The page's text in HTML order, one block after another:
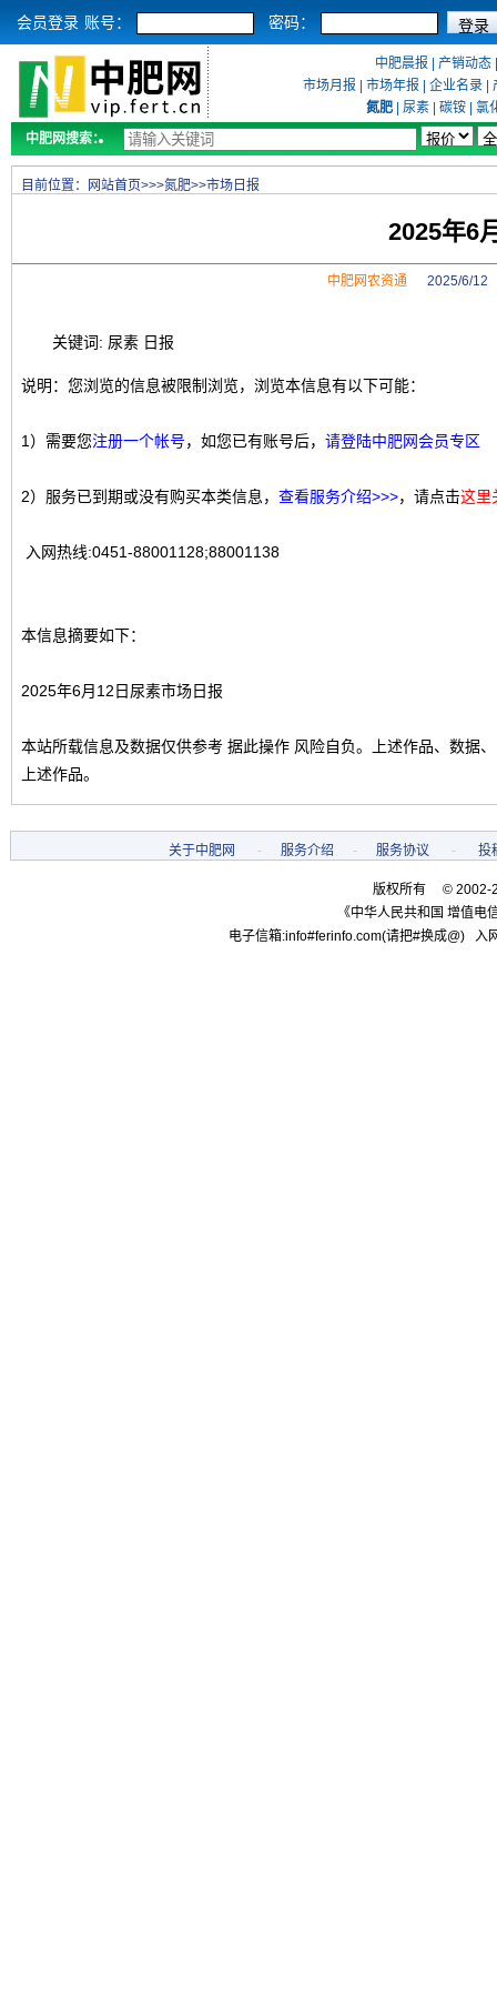
会员登录 账号： 密码：
中肥晨报 产销动态
市场月报
市场年报 企业名录
氮肥
尿素 碳铵
氯
中肥网搜索：
目前位置： 网站首页>>>氮肥>>市场日报
2025年6
中肥网农资通 2025/6/12
关键词: 尿素 日报
说明：您浏览的信息被限制浏览，浏览本信息有以下可能：
1）需要您注册一个帐号，如您已有账号后， 请登陆中肥网会员专区
2）服务已到期或没有购买本类信息， 查看服务介绍>>>，请点击这里
入网热线:0451-88001128;88001138
本信息摘要如下：
2025年6月12日尿素市场日报
本站所载信息及数据仅供参考 据此操作 风险自负。上述作品、数据
上述作品。
关于中肥网 - 服务介绍 - 服务协议 - 投
版权所有 © 2002-
《中华人民共和国 增值电
电子信箱:info#ferinfo.com(请把#换成@)